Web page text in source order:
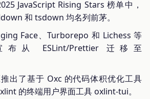
JavaScript Rising Stars 榜单中，
和 tsdown 均名列前茅。
Face、Turborepo 和 Lichess 等
从 ESLint/Prettier 迁移至
出了基于 Oxc 的代码体积优化工具
的终端用户界面工具 oxlint-tui。